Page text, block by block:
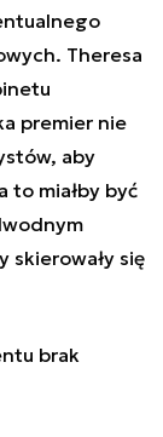
Theresa
premier nie
aby
to miałby być
skierowały się
brak